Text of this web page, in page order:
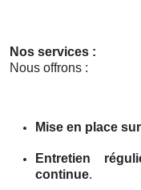
Nos services :
Nous offrons :
Mise en place
Entretien
continue.